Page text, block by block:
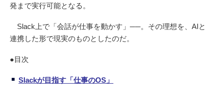
発まで実行可能となる。
Slack上で「会話が仕事を動かす」──。その理想を、AIと
連携した形で現実のものとしたのだ。
●目次
Slackが目指す「仕事のOS」